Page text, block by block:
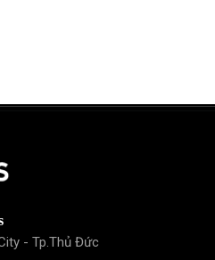
- Tp.Thủ Đức